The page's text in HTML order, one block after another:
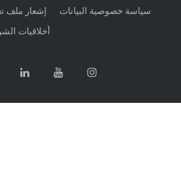
إشعار ملف تعريف الارتباط
خصوصية البيانات
أخلاقيات الشركة